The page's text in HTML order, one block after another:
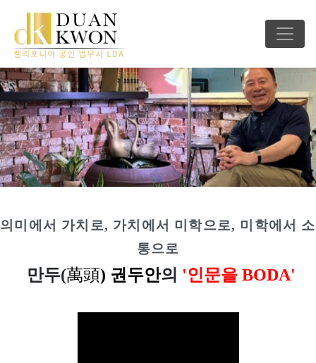
의미에서 가치로, 가치에서 미학으로, 미학에서 소
통으로
만두(萬頭) 권두안의 '인문을 BODA'